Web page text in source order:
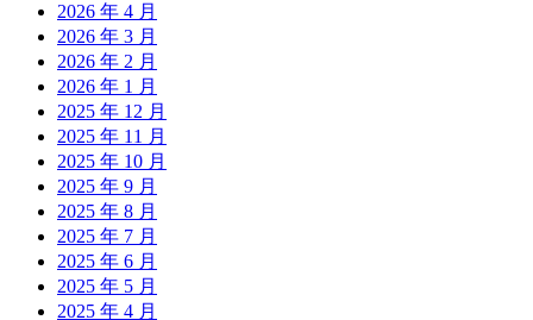
2026 年 4 月
2026 年 3 月
2026 年 2 月
2026 年 1 月
2025 年 12 月
2025 年 11 月
2025 年 10 月
2025 年 9 月
2025 年 8 月
2025 年 7 月
2025 年 6 月
2025 年 5 月
2025 年 4 月